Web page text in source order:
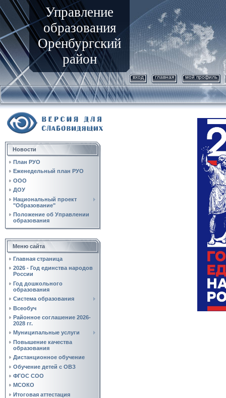
Управление
образования
Оренбургский
район
вход главная мой профиль
Новости
План РУО
Еженедельный план РУО
ООО
ДОУ
Национальный проект
"Образование"
Положение об Управлении
образования
Меню сайта
Главная страница
2026 - Год единства народов
России
Год дошкольного
образования
Система образования
Всеобуч
Районное соглашение 2026-
2028 гг.
Муниципальные услуги
Повышение качества
образования
Дистанционное обучение
Обучение детей с ОВЗ
ФГОС СОО
МСОКО
Итоговая аттестация